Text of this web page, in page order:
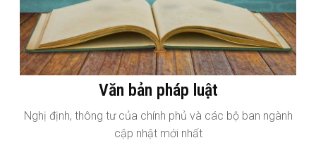
Văn bản pháp luật
Nghị định, thông tư của chính phủ và các bộ ban ngành
cập nhật mới nhất